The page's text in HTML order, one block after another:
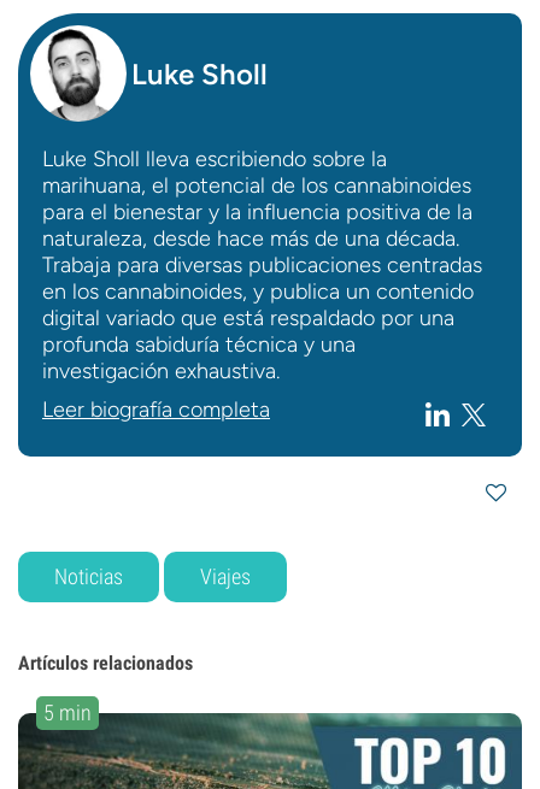
Luke Sholl
Luke Sholl lleva escribiendo sobre la
marihuana, el potencial de los cannabinoides
para el bienestar y la influencia positiva de la
naturaleza, desde hace más de una década.
Trabaja para diversas publicaciones centradas
en los cannabinoides, y publica un contenido
digital variado que está respaldado por una
profunda sabiduría técnica y una
investigación exhaustiva.
Leer biografía completa
Noticias Viajes
Artículos relacionados
5 min